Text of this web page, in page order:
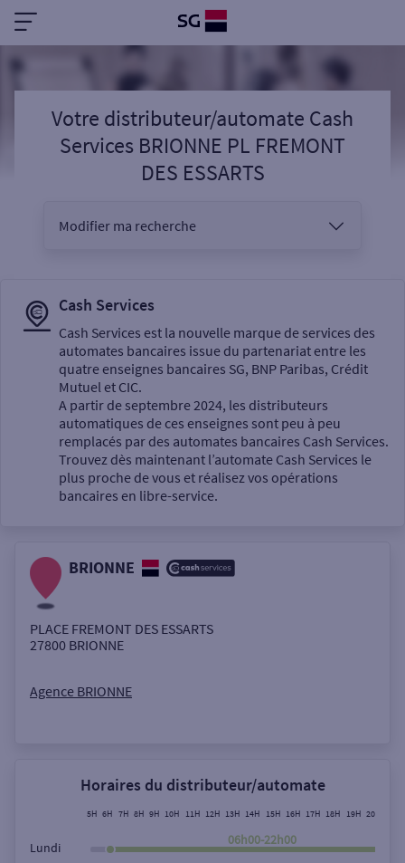
Votre distributeur/automate Cash
Services BRIONNE PL FREMONT
DES ESSARTS
Modifier ma recherche
Sélectionnez votre recherche
Un service
Autour de moi
Rechercher
Cash Services
Cash Services est la nouvelle marque de services des
automates bancaires issue du partenariat entre les
quatre enseignes bancaires SG, BNP Paribas, Crédit
Mutuel et CIC.
A partir de septembre 2024, les distributeurs
automatiques de ces enseignes sont peu à peu
remplacés par des automates bancaires Cash Services.
Trouvez dès maintenant l’automate Cash Services le
plus proche de vous et réalisez vos opérations
bancaires en libre-service.
BRIONNE
PLACE FREMONT DES ESSARTS
27800 BRIONNE
Agence BRIONNE
Horaires du distributeur/automate
5H 6H 7H 8H 9H 10H 11H 12H 13H 14H 15H 16H 17H 18H 19H 20H
Lundi
06h00-22h00